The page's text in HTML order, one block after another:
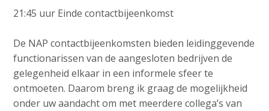
21:45 uur Einde contactbijeenkomst
De NAP contactbijeenkomsten bieden leidinggevende
functionarissen van de aangesloten bedrijven de
gelegenheid elkaar in een informele sfeer te
ontmoeten. Daarom breng ik graag de mogelijkheid
onder uw aandacht om met meerdere collega’s van